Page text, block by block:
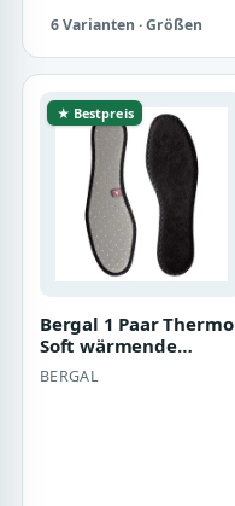
6 Varianten · Größen
★ Bestpreis
Bergal 1 Paar Thermo
Soft wärmende
Winter Schuh-Einlage,
Einlegesohle…
BERGAL